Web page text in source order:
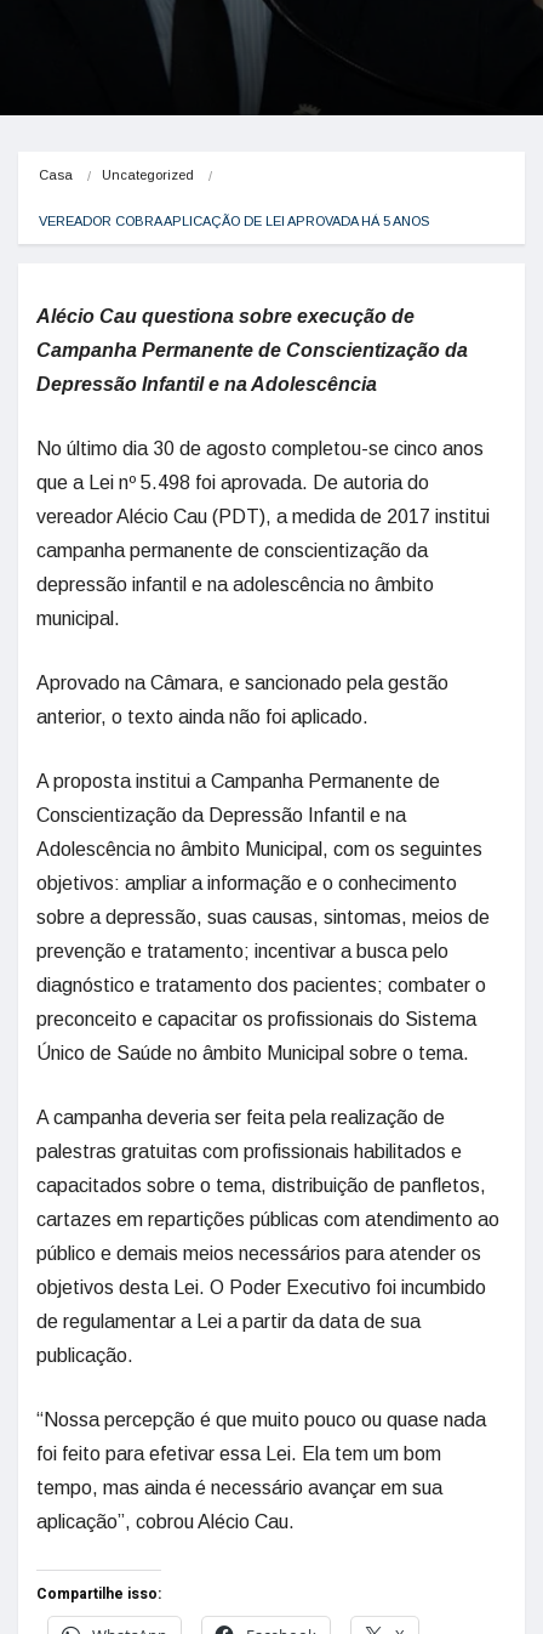
Casa Uncategorized
VEREADOR COBRA APLICAÇÃO DE LEI APROVADA HÁ 5 ANOS
Alécio Cau questiona sobre execução de
Campanha Permanente de Conscientização da
Depressão Infantil e na Adolescência
No último dia 30 de agosto completou-se cinco anos
que a Lei nº 5.498 foi aprovada. De autoria do
vereador Alécio Cau (PDT), a medida de 2017 institui
campanha permanente de conscientização da
depressão infantil e na adolescência no âmbito
municipal.
Aprovado na Câmara, e sancionado pela gestão
anterior, o texto ainda não foi aplicado.
A proposta institui a Campanha Permanente de
Conscientização da Depressão Infantil e na
Adolescência no âmbito Municipal, com os seguintes
objetivos: ampliar a informação e o conhecimento
sobre a depressão, suas causas, sintomas, meios de
prevenção e tratamento; incentivar a busca pelo
diagnóstico e tratamento dos pacientes; combater o
preconceito e capacitar os profissionais do Sistema
Único de Saúde no âmbito Municipal sobre o tema.
A campanha deveria ser feita pela realização de
palestras gratuitas com profissionais habilitados e
capacitados sobre o tema, distribuição de panfletos,
cartazes em repartições públicas com atendimento ao
público e demais meios necessários para atender os
objetivos desta Lei. O Poder Executivo foi incumbido
de regulamentar a Lei a partir da data de sua
publicação.
“Nossa percepção é que muito pouco ou quase nada
foi feito para efetivar essa Lei. Ela tem um bom
tempo, mas ainda é necessário avançar em sua
aplicação”, cobrou Alécio Cau.
Compartilhe isso: